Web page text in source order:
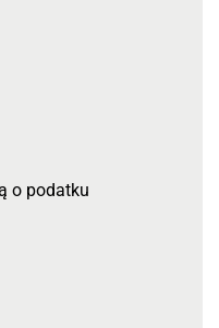
o podatku